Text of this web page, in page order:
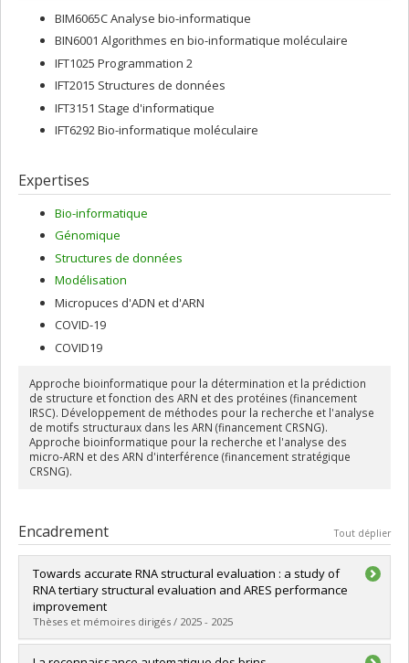
BIM6065C Analyse bio-informatique
BIN6001 Algorithmes en bio-informatique moléculaire
IFT1025 Programmation 2
IFT2015 Structures de données
IFT3151 Stage d'informatique
IFT6292 Bio-informatique moléculaire
Expertises
Bio-informatique
Génomique
Structures de données
Modélisation
Micropuces d'ADN et d'ARN
COVID-19
COVID19
Approche bioinformatique pour la détermination et la prédiction
de structure et fonction des ARN et des protéines (financement
IRSC). Développement de méthodes pour la recherche et l'analyse
de motifs structuraux dans les ARN (financement CRSNG).
Approche bioinformatique pour la recherche et l'analyse des
micro-ARN et des ARN d'interférence (financement stratégique
CRSNG).
Encadrement Tout déplier
Towards accurate RNA structural evaluation : a study of
RNA tertiary structural evaluation and ARES performance
improvement
Thèses et mémoires dirigés / 2025 - 2025